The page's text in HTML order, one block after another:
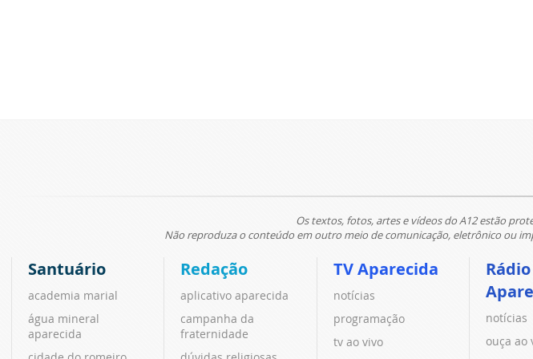
Os textos, fotos, artes e vídeos do A12 estão
Não reproduza o conteúdo em outro meio de comunicação, eletrônico ou
Santuário
academia marial
água mineral
aparecida
Redação
aplicativo aparecida
campanha da
fraternidade
TV Aparecida
notícias
programação
tv ao vivo
Rádio
notícias
ouça ao